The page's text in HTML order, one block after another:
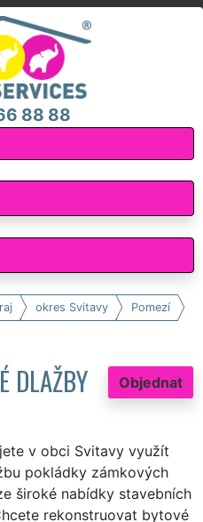
88 88
okres Svitavy Pomezí
Objednat
DLAŽBY
v obci Svitavy využít
pokládky zámkových
široké nabídky stavebních
rekonstruovat bytové